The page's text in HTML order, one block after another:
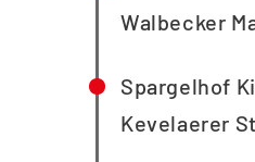
Walbecker
Spargelhof
Kevelaerer